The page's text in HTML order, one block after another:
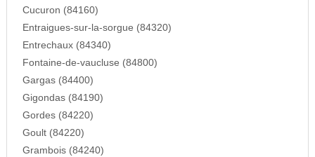
Cucuron (84160)
Entraigues-sur-la-sorgue (84320)
Entrechaux (84340)
Fontaine-de-vaucluse (84800)
Gargas (84400)
Gigondas (84190)
Gordes (84220)
Goult (84220)
Grambois (84240)